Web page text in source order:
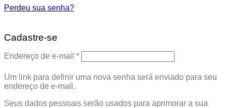
Perdeu sua senha?
Cadastre-se
Endereço de e-mail *Obrigatório
Um link para definir uma nova senha será enviado para seu
endereço de e-mail.
Seus dados pessoais serão usados para aprimorar a sua